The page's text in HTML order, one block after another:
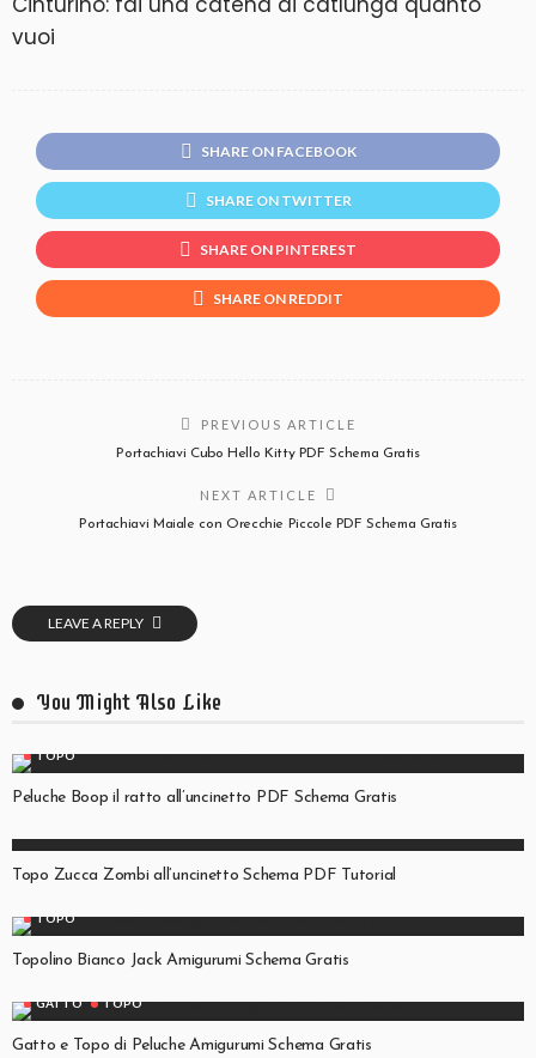
vuoi
SHARE ON FACEBOOK
SHARE ON TWITTER
SHARE ON PINTEREST
SHARE ON REDDIT
PREVIOUS ARTICLE
Portachiavi Cubo Hello Kitty PDF Schema Gratis
NEXT ARTICLE
Portachiavi Maiale con Orecchie Piccole PDF Schema Gratis
LEAVE A REPLY
You Might Also Like
TOPO
Peluche Boop il ratto all’uncinetto PDF Schema Gratis
Topo Zucca Zombi all’uncinetto Schema PDF Tutorial
TOPO
Topolino Bianco Jack Amigurumi Schema Gratis
GATTO TOPO
Gatto e Topo di Peluche Amigurumi Schema Gratis